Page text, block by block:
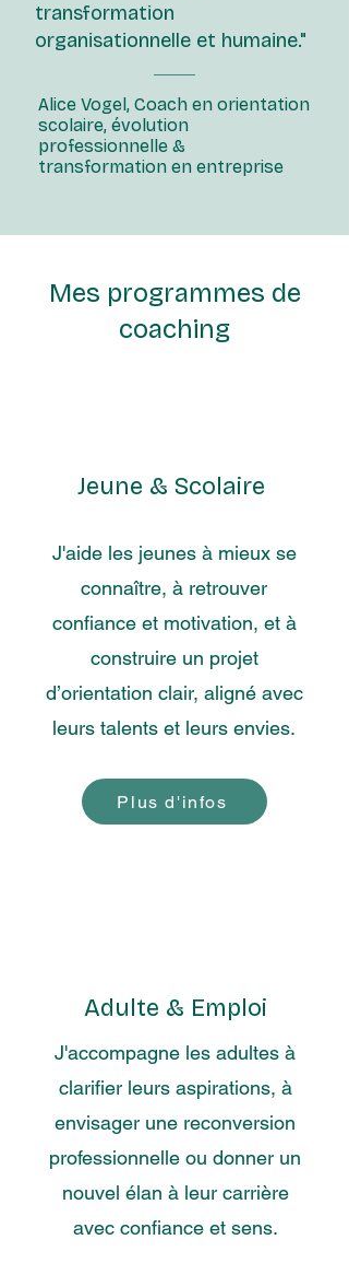
transformation
organisationnelle et humaine."
Alice Vogel, Coach en orientation
scolaire, évolution
professionnelle &
transformation en entreprise
Mes programmes de
coaching
Jeune & Scolaire
J'aide les jeunes à mieux se
connaître, à retrouver
confiance et motivation, et à
construire un projet
d’orientation clair, aligné avec
leurs talents et leurs envies.
Plus d'infos
Adulte & Emploi
J'accompagne les adultes à
clarifier leurs aspirations, à
envisager une reconversion
professionnelle ou donner un
nouvel élan à leur carrière
avec confiance et sens.